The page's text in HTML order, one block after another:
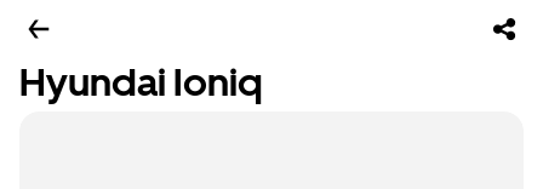
Hyundai Ioniq